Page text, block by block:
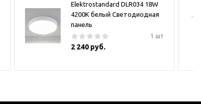
Elektrostandard DLR034 18W
4200K белый Светодиодная
панель
1 шт
2 240 руб.